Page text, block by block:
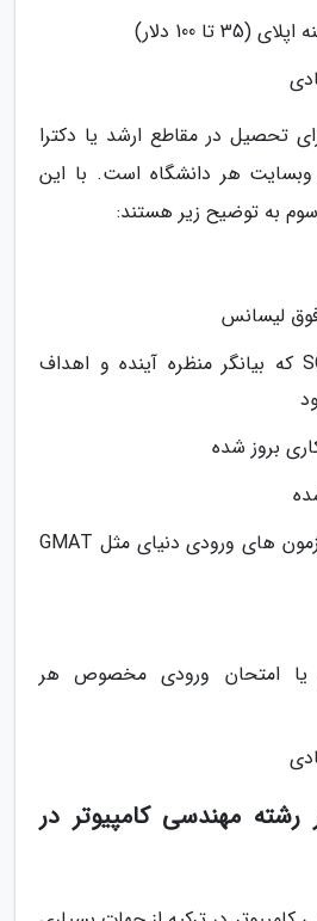
تا 100 دلار)
تحصیل در مقاطع ارشد یا دکترا
وبسایت هر دانشگاه است. با این
به توضیح زیر هستند:
لیسانس
هدف نامه یا SOP که بیانگر منظره آینده و اهداف
بروز شده
مدارک شرکت در آزمون های ورودی دنیای مثل GMAT
امتحان ورودی مخصوص هر
مهندسی کامپیوتر در